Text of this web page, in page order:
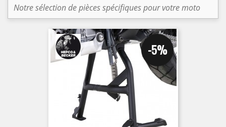
Notre sélection de pièces spécifiques pour votre moto
-5%